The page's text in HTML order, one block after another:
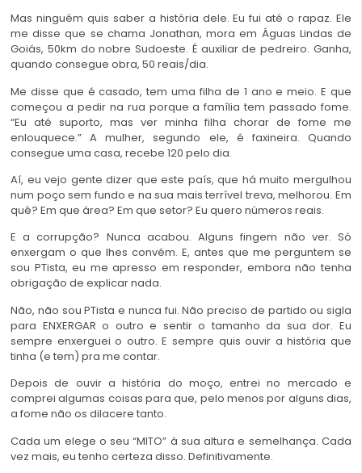
Mas ninguém quis saber a história dele. Eu fui até o rapaz. Ele
me disse que se chama Jonathan, mora em Águas Lindas de
Goiás, 50km do nobre Sudoeste. É auxiliar de pedreiro. Ganha,
quando consegue obra, 50 reais/dia.
Me disse que é casado, tem uma filha de 1 ano e meio. E que
começou a pedirna rua porque a família tem passado fome.
“Eu até suporto, mas ver minha filha chorar de fome me
enlouquece.” A mulher, segundo ele, é faxineira. Quando
consegue uma casa, recebe 120 pelo dia.
Aí, eu vejo gente dizer que este país, que há muito mergulhou
num poço sem fundo e na sua mais terrível treva, melhorou. Em
quê? Em que área? Em que setor? Eu quero números reais.
E a corrupção? Nunca acabou. Alguns fingem não ver. Só
enxergam o que lhes convém. E, antes que me perguntem se
sou PTista, eu me apresso em responder, embora não tenha
obrigação de explicar nada.
Não, não sou PTista e nunca fui. Não preciso de partido ou sigla
para ENXERGAR o outro e sentir o tamanho da sua dor. Eu
sempre enxerguei o outro. E sempre quis ouvir a história que
tinha (e tem) pra me contar.
Depois de ouvir a história do moço, entrei no mercado e
comprei algumas coisas para que, pelo menos por alguns dias,
a fome não os dilacere tanto.
Cada um elege o seu “MITO” à sua altura e semelhança. Cada
vez mais, eu tenho certeza disso. Definitivamente.